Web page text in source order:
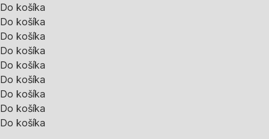
Do košíka
Do košíka
Do košíka
Do košíka
Do košíka
Do košíka
Do košíka
Do košíka
Do košíka